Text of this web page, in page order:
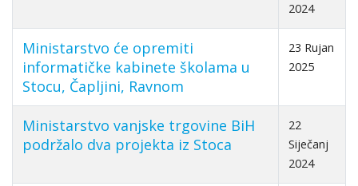
2024
Ministarstvo će opremiti
informatičke kabinete školama u
Stocu, Čapljini, Ravnom
23 Rujan
2025
Ministarstvo vanjske trgovine BiH
podržalo dva projekta iz Stoca
22
Siječanj
2024